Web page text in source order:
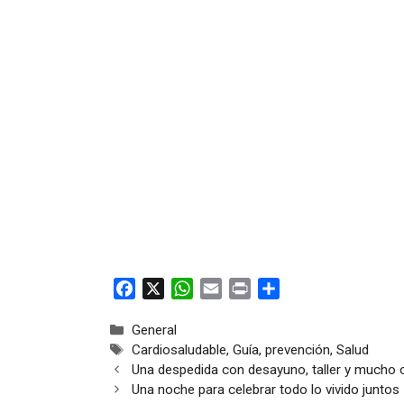
c
e
b
o
W
t
s
A
i
l
n
t
p
a
r
Categorías
General
Etiquetas
Cardiosaludable,Guía,prevención,Salud
Una despedida con desayuno, taller y mucho
Una noche para celebrar todo lo vivido juntos